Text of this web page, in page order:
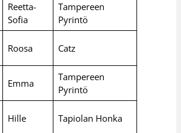
Reetta-
Sofia
Tampereen
Pyrintö
Roosa Catz
Emma
Tampereen
Pyrintö
Hille Tapiolan Honka